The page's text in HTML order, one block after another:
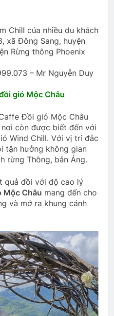
Chill của nhiều du khách
xã Đông Sang, huyện
Rừng thông Phoenix
– Mr Nguyễn Duy
gió Mộc Châu
Đồi gió Mộc Châu
còn được biết đến với
Wind Chill. Với vị trí đắc
tận hưởng không gian
rừng Thông, bản Áng.
quả đồi với độ cao lý
Mộc Châu mang đến cho
và mở ra khung cảnh